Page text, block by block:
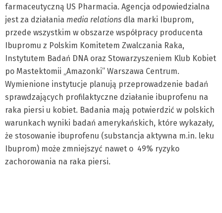
farmaceutyczną US Pharmacia. Agencja odpowiedzialna
jest za działania media relations dla marki Ibuprom,
przede wszystkim w obszarze współpracy producenta
Ibupromu z Polskim Komitetem Zwalczania Raka,
Instytutem Badań DNA oraz Stowarzyszeniem Klub Kobiet
po Mastektomii „Amazonki” Warszawa Centrum.
Wymienione instytucje planują przeprowadzenie badań
sprawdzających profilaktyczne działanie ibuprofenu na
raka piersi u kobiet. Badania mają potwierdzić w polskich
warunkach wyniki badań amerykańskich, które wykazały,
że stosowanie ibuprofenu (substancja aktywna m.in. leku
Ibuprom) może zmniejszyć nawet o 49% ryzyko
zachorowania na raka piersi.